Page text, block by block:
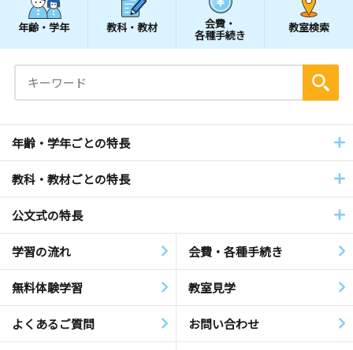
年齢・学年 教科・教材 会費・
各種手続き
教室検索
年齢・学年ごとの特長
教科・教材ごとの特長
公文式の特長
学習の流れ 会費・各種手続き
無料体験学習 教室見学
よくあるご質問 お問い合わせ